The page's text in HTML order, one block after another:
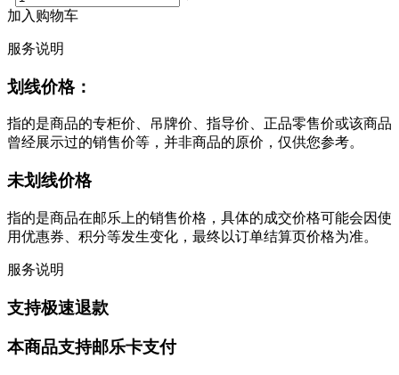
加入购物车
服务说明
划线价格：
指的是商品的专柜价、吊牌价、指导价、正品零售价或该商品
曾经展示过的销售价等，并非商品的原价，仅供您参考。
未划线价格
指的是商品在邮乐上的销售价格，具体的成交价格可能会因使
用优惠券、积分等发生变化，最终以订单结算页价格为准。
服务说明
支持极速退款
本商品支持邮乐卡支付